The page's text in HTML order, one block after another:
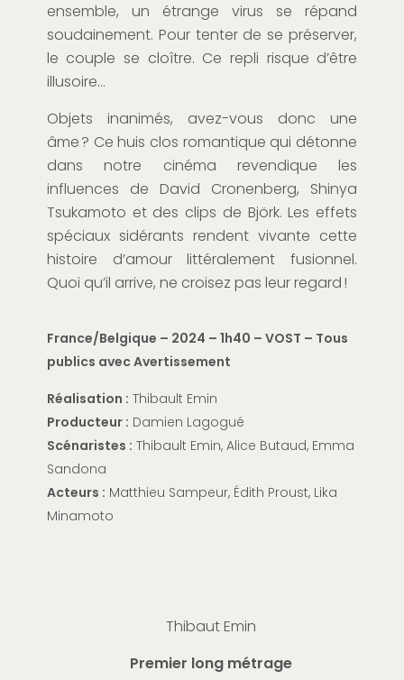
ensemble, un étrange virus se répand
soudainement. Pour tenter de se préserver,
le couple se cloître. Ce repli risque d’être
illusoire…
Objets inanimés, avez-vous donc une
âme ? Ce huis clos romantique qui détonne
dans notre cinéma revendique les
influences de David Cronenberg, Shinya
Tsukamoto et des clips de Björk. Les effets
spéciaux sidérants rendent vivante cette
histoire d’amour littéralement fusionnel.
Quoi qu’il arrive, ne croisez pas leurregard !
France/Belgique – 2024 – 1h40 – VOST – Tous
publics avec Avertissement
Réalisation : Thibault Emin
Producteur : Damien Lagogué
Scénaristes : Thibault Emin, Alice Butaud, Emma
Sandona
Acteurs : Matthieu Sampeur, Édith Proust, Lika
Minamoto
Thibaut Emin
Premier long métrage